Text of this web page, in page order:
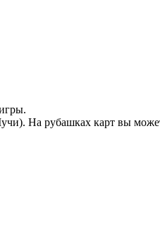
На рубашках карт вы